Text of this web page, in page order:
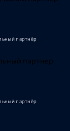
партнёр
партнёр